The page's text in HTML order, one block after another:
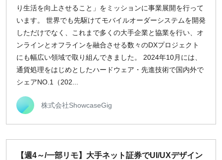
募集状況
募集中のみ表示
時給
1,500
指定なし 検索
り生活を向上させること」をミッションに事業展開を行って
います。 世界でも先駆けてモバイルオーダーシステムを開発
しただけでなく、これまで多くの大手企業と協業を行い、オ
ンラインとオフラインを融合させる数々のDXプロジェクト
にも幅広い領域で取り組んできました。 2024年10月には、
通貨処理をはじめとしたハードウェア・先進技術で国内外で
シェアNO.1（202...
株式会社ShowcaseGig
【週4～/一部リモ】大手ネット証券でUI/UXデザイン